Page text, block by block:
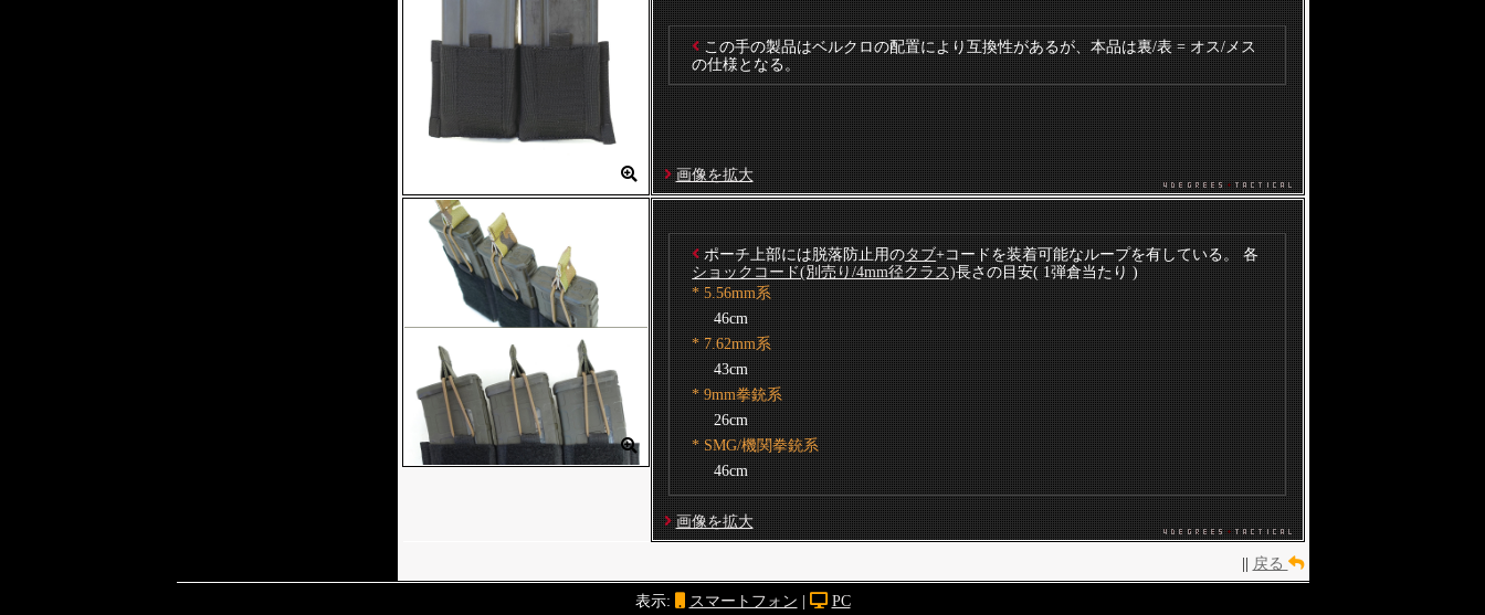
この手の製品はベルクロの配置により互換性があるが、本品は裏/表 = オス/メス
の仕様となる。
画像を拡大
ポーチ上部には脱落防止用のタブ+コードを装着可能なループを有している。 各
ショックコード(別売り/4mm径クラス)長さの目安( 1弾倉当たり )
* 5.56mm系
46cm
* 7.62mm系
43cm
* 9mm拳銃系
26cm
* SMG/機関拳銃系
46cm
画像を拡大
|| 戻る
表示: スマートフォン | PC